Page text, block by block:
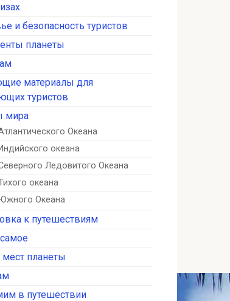
и безопасность туристов
планеты
материалы для
туристов
мира
Океана
океана
Ледовитого Океана
океана
Океана
к путешествиям
планеты
в путешествии